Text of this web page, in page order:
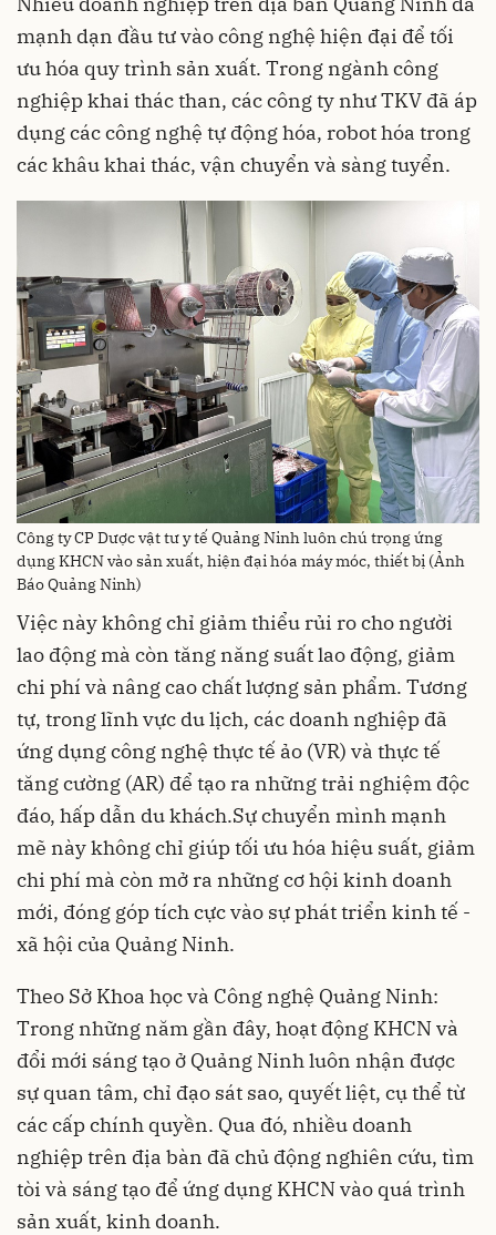
mạnh dạn đầu tư vào công nghệ hiện đại để tối
ưu hóa quy trình sản xuất. Trong ngành công
nghiệp khai thác than, các công ty như TKV đã áp
dụng các công nghệ tự động hóa, robot hóa trong
các khâu khai thác, vận chuyển và sàng tuyển.
Công ty CP Dược vật tư y tế Quảng Ninh luôn chú trọng ứng
dụng KHCN vào sản xuất, hiện đại hóa máy móc, thiết bị (Ảnh
Báo Quảng Ninh)
Việc này không chỉ giảm thiểu rủi ro cho người
lao động mà còn tăng năng suất lao động, giảm
chi phí và nâng cao chất lượng sản phẩm. Tương
tự, trong lĩnh vực du lịch, các doanh nghiệp đã
ứng dụng công nghệ thực tế ảo (VR) và thực tế
tăng cường (AR) để tạo ra những trải nghiệm độc
đáo, hấp dẫn du khách.Sự chuyển mình mạnh
mẽ này không chỉ giúp tối ưu hóa hiệu suất, giảm
chi phí mà còn mở ra những cơ hội kinh doanh
mới, đóng góp tích cực vào sự phát triển kinh tế -
xã hội của Quảng Ninh.
Theo Sở Khoa học và Công nghệ Quảng Ninh:
Trong những năm gần đây, hoạt động KHCN và
đổi mới sáng tạo ở Quảng Ninh luôn nhận được
sự quan tâm, chỉ đạo sát sao, quyết liệt, cụ thể từ
các cấp chính quyền. Qua đó, nhiều doanh
nghiệp trên địa bàn đã chủ động nghiên cứu, tìm
tòi và sáng tạo để ứng dụng KHCN vào quá trình
sản xuất, kinh doanh.